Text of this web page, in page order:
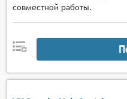
совместной работы.